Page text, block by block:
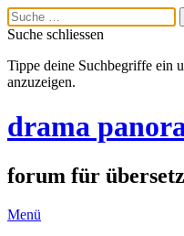
Suche schliessen
Tippe deine Suchbegriffe ein
anzuzeigen.
drama
forum für
Menü